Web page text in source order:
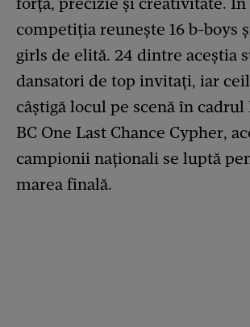
competiția reunește 16 b-boys
girls de elită. 24 dintre aceștia
dansatori de top invitați, iar
câștigă locul pe scenă în cadrul
BC One Last Chance Cypher,
campionii naționali se luptă
marea finală.